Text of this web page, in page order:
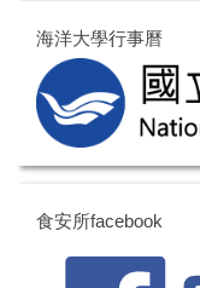
海洋大學行事曆
食安所facebook